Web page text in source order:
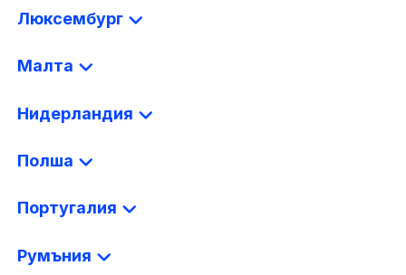
Люксембург
Малта
Нидерландия
Полша
Португалия
Румъния